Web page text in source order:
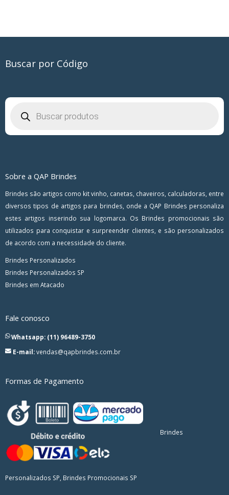
Buscar por Código
Sobre a QAP Brindes
Brindes são artigos como kit vinho, canetas, chaveiros, calculadoras, entre
diversos tipos de artigos para brindes, onde a QAP Brindes personaliza
estes artigos inserindo sua logomarca. Os Brindes promocionais são
utilizados para conquistar e surpreender clientes, e são personalizados
de acordo com a necessidade do cliente.
Brindes Personalizados
Brindes Personalizados SP
Brindes em Atacado
Fale conosco
Whatsapp: (11) 96489-3750
E-mail:vendas@qapbrindes.com.br
Formas de Pagamento
Brindes
Personalizados SP, Brindes Promocionais SP